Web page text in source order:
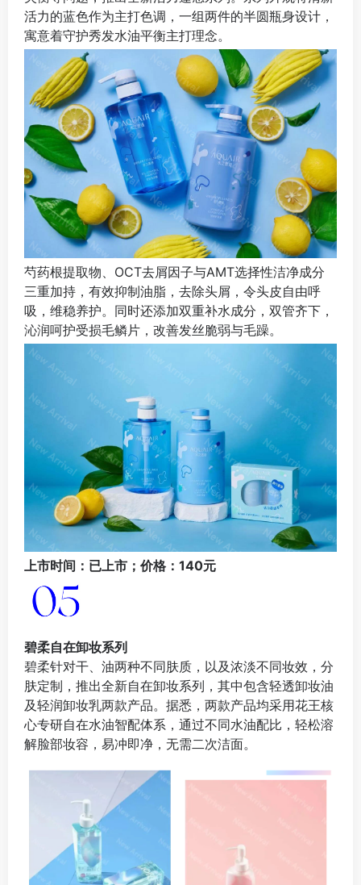
活力的蓝色作为主打色调，一组两件的半圆瓶身设计，
寓意着守护秀发水油平衡主打理念。
芍药根提取物、OCT去屑因子与AMT选择性洁净成分
三重加持，有效抑制油脂，去除头屑，令头皮自由呼
吸，维稳养护。同时还添加双重补水成分，双管齐下，
沁润呵护受损毛鳞片，改善发丝脆弱与毛躁。
上市时间：已上市；价格：140元
碧柔自在卸妆系列
碧柔针对干、油两种不同肤质，以及浓淡不同妆效，分
肤定制，推出全新自在卸妆系列，其中包含轻透卸妆油
及轻润卸妆乳两款产品。据悉，两款产品均采用花王核
心专研自在水油智配体系，通过不同水油配比，轻松溶
解脸部妆容，易冲即净，无需二次洁面。